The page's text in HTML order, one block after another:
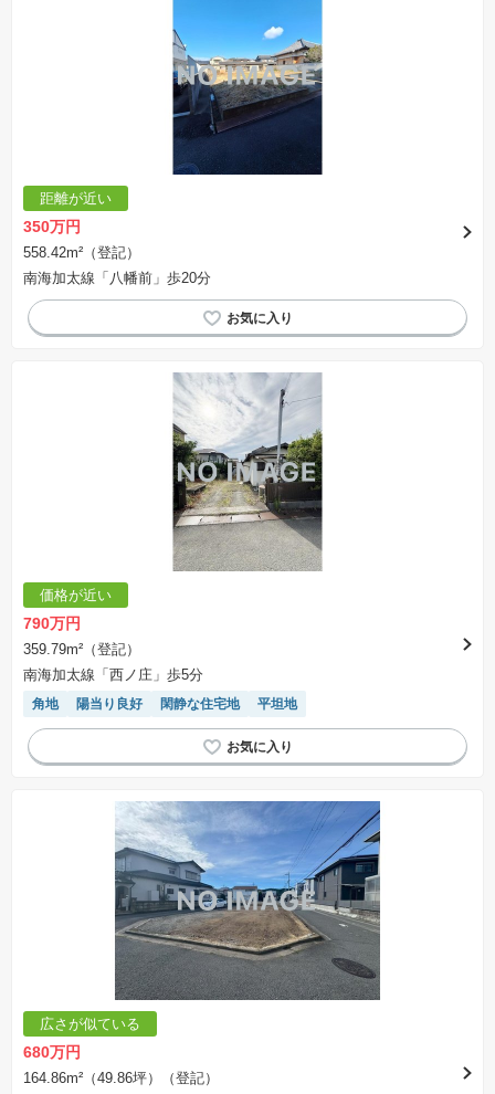
距離が近い
350万円
558.42m²（登記）
南海加太線「八幡前」歩20分
価格が近い
790万円
359.79m²（登記）
南海加太線「西ノ庄」歩5分
角地 陽当り良好 閑静な住宅地 平坦地
広さが似ている
680万円
164.86m²（49.86坪）（登記）